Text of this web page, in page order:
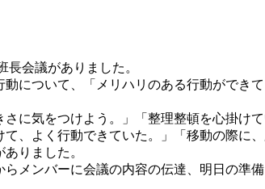
長会議がありました。
について、「メリハリのある行動ができ
に気をつけよう。」「整理整頓を心掛け
、よく行動できていた。」「移動の際に
りました。
メンバーに会議の内容の伝達、明日の準